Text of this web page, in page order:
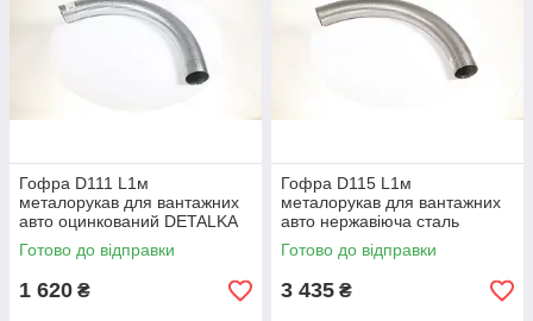
Гофра D111 L1м
металорукав для вантажних
авто оцинкований DETALKA
РМВ 110×1000
Готово до відправки
1 620 ₴
Гофра D115 L1м
металорукав для вантажних
авто нержавіюча сталь
DETALKA РМВ 114×1000
Готово до відправки
3 435 ₴